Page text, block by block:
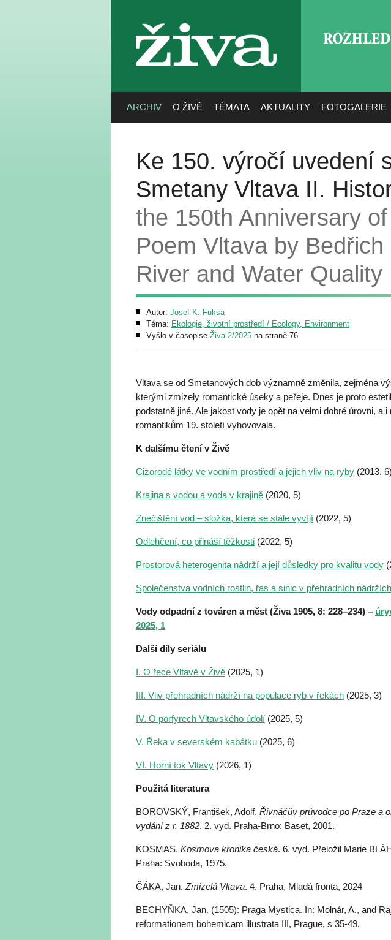
živa
ARCHIV O ŽIVĚ TÉMATA AKTUALITY FOTOGALERIE
Ke 150. výročí uvedení
Smetany Vltava II.
the 150th Anniversary
Poem Vltava by
River and Water Quality
Autor: Josef K. Fuksa
Téma: Ekologie, životní prostředí / Ecology, Environment
Vyšlo v časopise Živa 2/2025 na straně 76
Vltava se od Smetanových dob významně změnila, zejména
kterými zmizely romantické úseky a peřeje. Dnes je proto
podstatně jiné. Ale jakost vody je opět na velmi dobré úrovni, a
romantikům 19. století vyhovovala.
K dalšímu čtení v Živě
Cizorodé látky ve vodním prostředí a jejich vliv na ryby (2013, 6)
Krajina s vodou a voda v krajině (2020, 5)
Znečištění vod – složka, která se stále vyvíjí (2022, 5)
Odlehčení, co přináší těžkosti (2022, 5)
Prostorová heterogenita nádrží a její důsledky pro kvalitu vody
Společenstva vodních rostlin, řas a sinic v přehradních
Vody odpadní z továren a měst (Živa 1905, 8: 228–234) –
2025, 1
Další díly seriálu
I. O řece Vltavě v Živě (2025, 1)
III. Vliv přehradních nádrží na populace ryb v řekách (2025, 3)
IV. O porfyrech Vltavského údolí (2025, 5)
V. Řeka v severském kabátku (2025, 6)
VI. Horní tok Vltavy (2026, 1)
Použitá literatura
BOROVSKÝ, František, Adolf. Řivnáčův průvodce po Praze a
vydání z r. 1882. 2. vyd. Praha-Brno: Baset, 2001.
KOSMAS. Kosmova kronika česká. 6. vyd. Přeložil Marie
Praha: Svoboda, 1975.
ČÁKA, Jan. Zmizelá Vltava. 4. Praha, Mladá fronta, 2024
BECHYŇKA, Jan. (1505): Praga Mystica. In: Molnár, A., and
reformationem bohemicam illustrata III, Prague, s 35-49.